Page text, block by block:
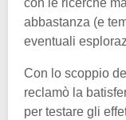
con le ricerche
abbastanza (e
eventuali
Con lo scoppio
reclamò la
per testare gli